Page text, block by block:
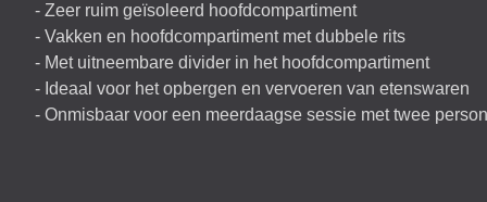
- Zeer ruim geïsoleerd hoofdcompartiment
- Vakken en hoofdcompartiment met dubbele rits
- Met uitneembare divider in het hoofdcompartiment
- Ideaal voor het opbergen en vervoeren van etenswaren
- Onmisbaar voor een meerdaagse sessie met twee